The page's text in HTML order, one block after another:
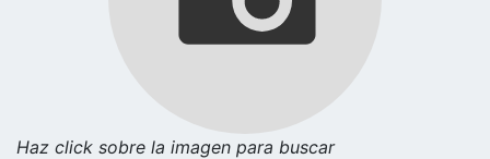
Haz click sobre la imagen para buscar